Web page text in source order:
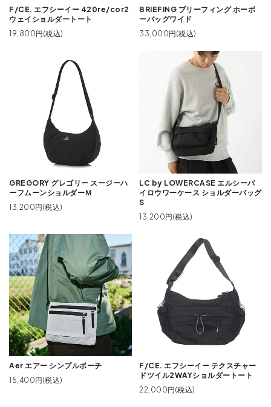
F/CE. エフシーイー 420re/cor2
ウェイショルダートート
19,800円(税込)
BRIEFING ブリーフィング ホーボ
ーバッグワイド
33,000円(税込)
GREGORY グレゴリー スージーハ
ーフムーンショルダーＭ
13,200円(税込)
LC by LOWERCASE エルシーバ
イロウワーケース ショルダーバッグ
S
13,200円(税込)
Aer エアー シンプルポーチ
15,400円(税込)
F/CE. エフシーイー テクスチャー
ドツイル2WAYショルダートート
22,000円(税込)